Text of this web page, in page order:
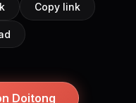
Copy link
Doitong